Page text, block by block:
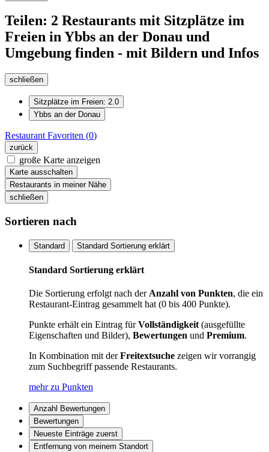
Teilen: 2 Restaurants mit Sitzplätze im
Freien in Ybbs an der Donau und
Umgebung finden - mit Bildern und Infos
schließen
Sitzplätze im Freien: 2.0
Ybbs an der Donau
Restaurant Favoriten (0)
zurück
große Karte anzeigen
Karte ausschalten
Restaurants in meiner Nähe
schließen
Sortieren nach
Standard Standard Sortierung erklärt
Standard Sortierung erklärt
Die Sortierung erfolgt nach der Anzahl von Punkten, die ein
Restaurant-Eintrag gesammelt hat (0 bis 400 Punkte).
Punkte erhält ein Eintrag fürVollständigkeit (ausgefüllte
Eigenschaften und Bilder), Bewertungen und Premium.
In Kombination mit derFreitextsuche zeigen wir vorrangig
zum Suchbegriff passende Restaurants.
mehr zu Punkten
Anzahl Bewertungen
Bewertungen
Neueste Einträge zuerst
Entfernung von meinem Standort